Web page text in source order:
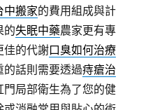
中搬家的費用組成與計
的失眠中藥農家更有專
佳的代謝口臭如何治療
的話則需要透過痔瘡治
局部衛生為了您的健